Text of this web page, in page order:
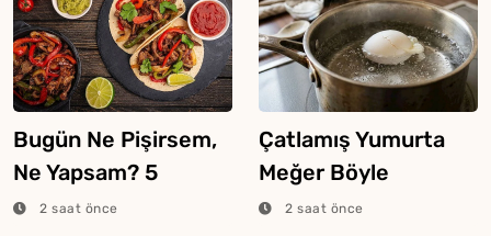
Bugün Ne Pişirsem,
Ne Yapsam? 5
Ağustos 2026
2 saat önce
Çatlamış Yumurta
Meğer Böyle
Haşlanıyormuş
2 saat önce